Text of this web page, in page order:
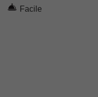
Facile